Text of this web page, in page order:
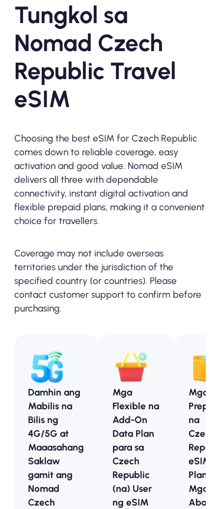
Tungkol sa
Nomad Czech
Republic Travel
eSIM
Choosing the best eSIM for Czech Republic
comes down to reliable coverage, easy
activation and good value. Nomad eSIM
delivers all three with dependable
connectivity, instant digital activation and
flexible prepaid plans, making it a convenient
choice for travellers.
Coverage may not include overseas
territories under the jurisdiction of the
specified country (or countries). Please
contact customer support to confirm before
purchasing.
Damhin ang
Mabilis na
Bilis ng
4G/5G at
Maaasahang
Saklaw
gamit ang
Nomad
Czech
Mga
Flexible na
Add-On
Data Plan
para sa
Czech
Republic
(na) User
ng eSIM
Mga
na
Czech
eSIM
Plan -
Mga
Abot-